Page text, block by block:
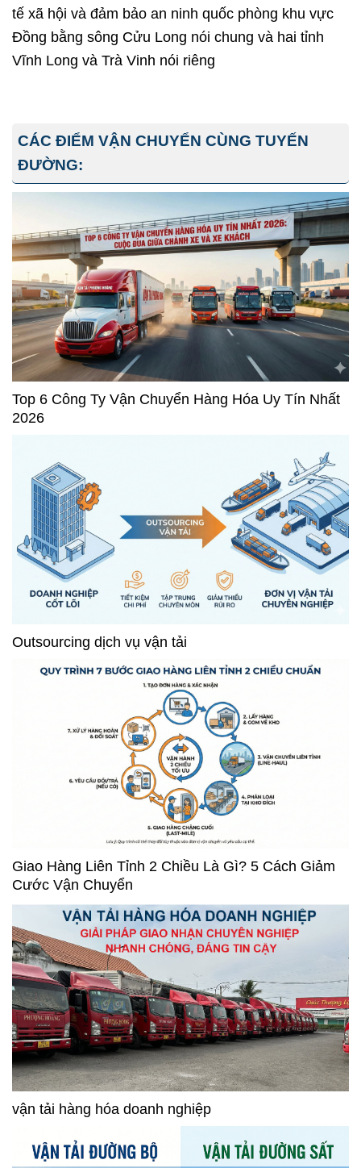
tế xã hội và đảm bảo an ninh quốc phòng khu vực
Đồng bằng sông Cửu Long nói chung và hai tỉnh
Vĩnh Long và Trà Vinh nói riêng
CÁC ĐIỂM VẬN CHUYỂN CÙNG TUYẾN
ĐƯỜNG:
Top 6 Công Ty Vận Chuyển Hàng Hóa Uy Tín Nhất
2026
Outsourcing dịch vụ vận tải
Giao Hàng Liên Tỉnh 2 Chiều Là Gì? 5 Cách Giảm
Cước Vận Chuyển
vận tải hàng hóa doanh nghiệp